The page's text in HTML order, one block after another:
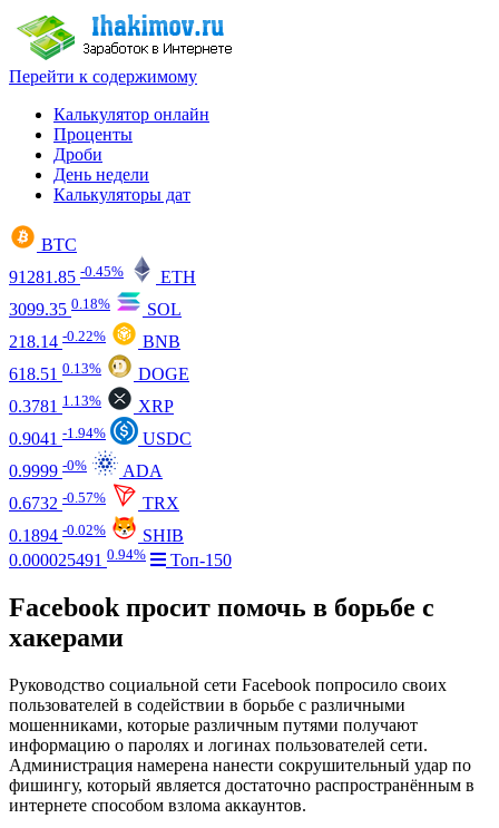
Перейти к содержимому
Калькулятор онлайн
Проценты
Дроби
День недели
Калькуляторы дат
BTC
91281.85 -0.45%
ETH
3099.35 0.18%
SOL
218.14 -0.22%
BNB
618.51 0.13%
DOGE
0.3781 1.13%
XRP
0.9041 -1.94%
USDC
0.9999 -0%
ADA
0.6732 -0.57%
TRX
0.1894 -0.02%
SHIB
0.000025491 0.94% Топ-150
Facebook просит помочь в борьбе с
хакерами
Руководство социальной сети Facebook попросило своих
пользователей в содействии в борьбе с различными
мошенниками, которые различным путями получают
информацию о паролях и логинах пользователей сети.
Администрация намерена нанести сокрушительный удар по
фишингу, который является достаточно распространённым в
интернете способом взлома аккаунтов.